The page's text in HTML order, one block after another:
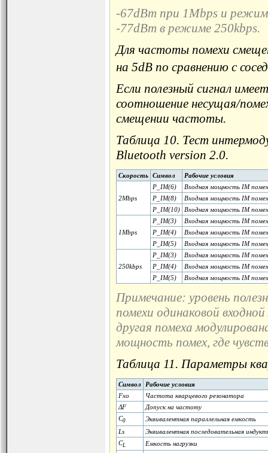
-67dBm при 1Mbps и
-77dBm в режиме 250kbps.
Для частоты помехи
на 5dB по сравнению с
Если полезный сигнал
соотношение несущая/
смещении частоты.
Таблица 10. Тест
Bluetooth version 2.0.
Скорость Символ Рабочие условия
2Mbps
P_IM(6)
Входная мощность IM
P_IM(8)
Входная мощность IM
P_IM(10)
Входная мощность IM
1Mbps
P_IM(3)
Входная мощность IM
P_IM(4)
Входная мощность IM
P_IM(5)
Входная мощность IM
250kbps
P_IM(3)
Входная мощность IM
P_IM(4)
Входная мощность IM
P_IM(5)
Входная мощность IM
Примечание: уровень
помехи одинаковой
другая помеха
мощность помех, где
Таблица 11. Параметры
Символ
Рабочие условия
Fxo
Частота кварцевого резонатора
ΔF
Допуск на частоту
C0
Эквивалентная параллельная емкость
Ls
Эквивалентная последовательная
CL
Емкость нагрузки